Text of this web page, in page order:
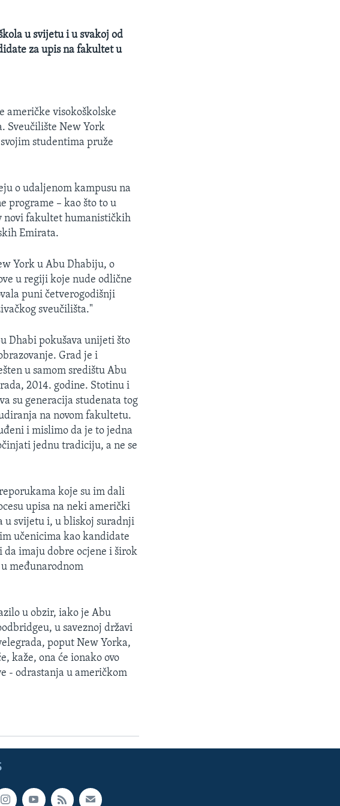
u svijetu i u svakoj od
za upis na fakultet u
američke visokoškolske
Sveučilište New York
studentima pruže
o udaljenom kampusu na
programe – kao što to u
novi fakultet humanističkih
Emirata.
York u Abu Dhabiju, o
u regiji koje nude odlične
puni četverogodišnji
sveučilišta."
Dhabi pokušava unijeti što
Grad je i
u samom središtu Abu
2014. godine. Stotinu i
su generacija studenata tog
na novom fakultetu.
i mislimo da je to jedna
jednu tradiciju, a ne se
koje su im dali
upisa na neki američki
u svijetu i, u bliskoj suradnji
učenicima kao kandidate
imaju dobre ocjene i širok
međunarodnom
u obzir, iako je Abu
u saveznoj državi
poput New Yorka,
kaže, ona će ionako ovo
- odrastanja u američkom